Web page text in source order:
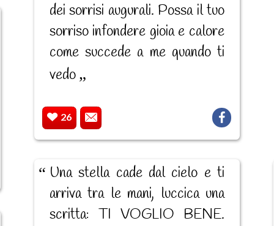
dei sorrisi augurali. Possa il tuo
sorriso infondere gioia e calore
come succede a me quando ti
vedo
26
Una stella cade dal cielo e ti
arriva tra le mani, luccica una
scritta: TI VOGLIO BENE.